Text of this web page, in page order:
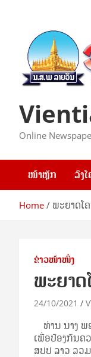
Online
ໜ້າຫຼັກ ລົງ
Home ພະຍາດໂ
ຂ່າວໜ້າໜຶ່ງ
ພະຍາດ
24/10/2021
ທ່ານ ນາງ ພ
ເພື່ອປ້ອງກັນຄ
ສປປ ລາວ ລວ